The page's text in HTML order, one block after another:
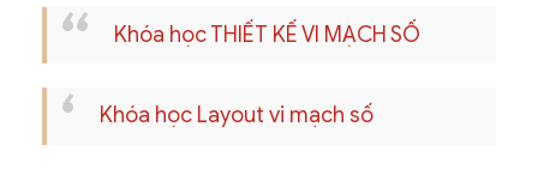
Khóa học THIẾT KẾ VI MẠCH SỐ
Khóa học Layout vi mạch số